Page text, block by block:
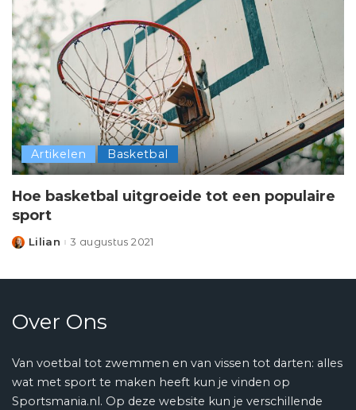
Artikelen Basketbal
Hoe basketbal uitgroeide tot een populaire
sport
Posted
Lilian 3 augustus 2021
Over Ons
Van voetbal tot zwemmen en van vissen tot darten: alles
wat met sport te maken heeft kun je vinden op
Sportsmania.nl. Op deze website kun je verschillende